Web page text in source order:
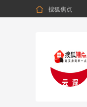
 搜狐焦点